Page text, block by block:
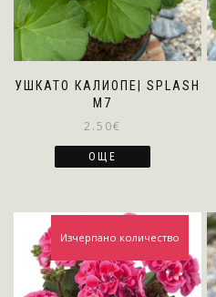
МУШКАТО КАЛИОПЕ| SPLASH
M7
2.50€
ОЩЕ
Изчерпано количество